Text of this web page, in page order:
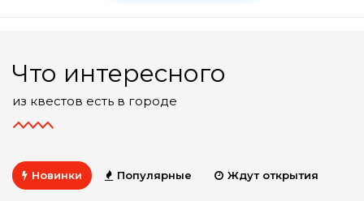
Что интересного
из квестов есть в городе
Новинки Популярные Ждут открытия